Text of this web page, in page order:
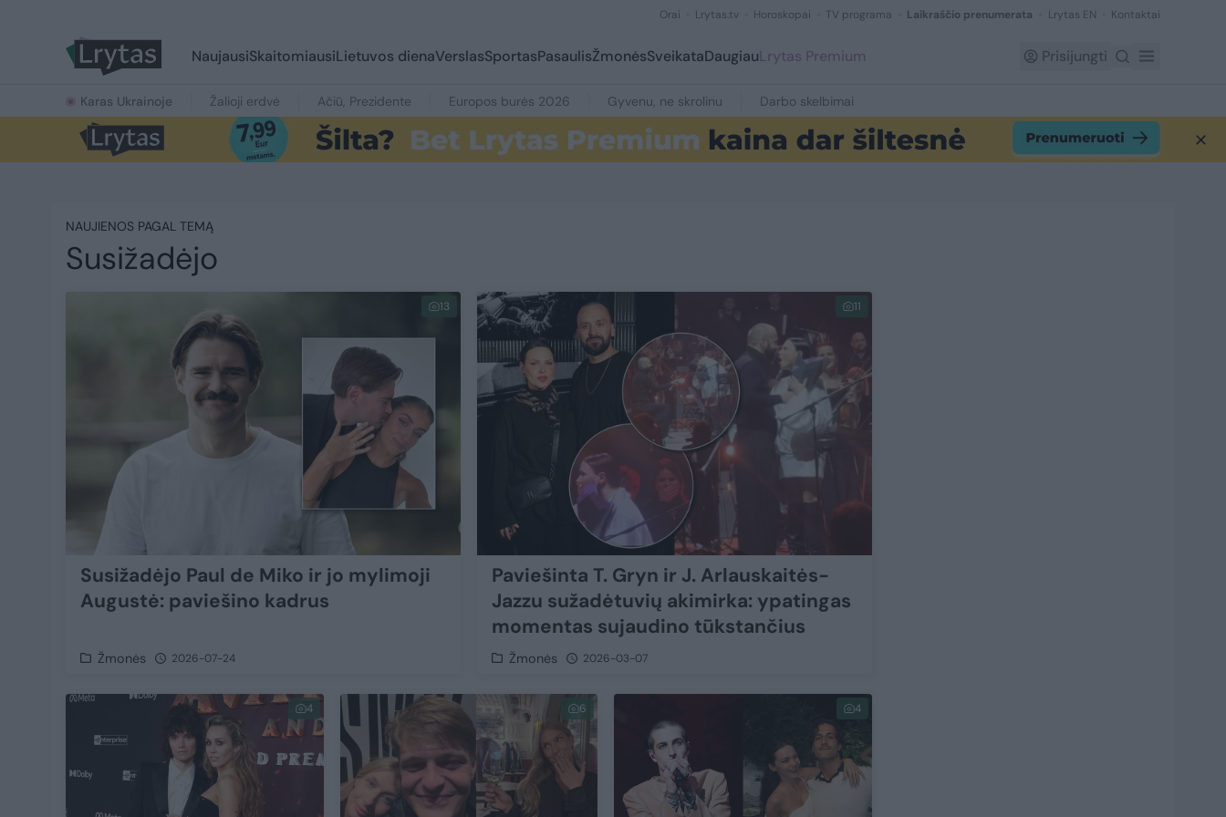
Orai Lrytas.tv Horoskopai TV programa Laikraščio prenumerata Lrytas EN Kontaktai
NaujausiSkaitomiausiLietuvos dienaVerslasSportasPasaulisŽmonėsSveikataDaugiauLrytas Premium Prisijungti
Karas Ukrainoje Žalioji erdvė Ačiū, Prezidente Europos burės 2026 Gyvenu, ne skrolinu Darbo skelbimai
NAUJIENOS PAGAL TEMĄ
Susižadėjo
13
Susižadėjo Paul de Miko ir jo mylimoji
Augustė: paviešino kadrus
Žmonės 2026-07-24
11
Paviešinta T. Gryn ir J. Arlauskaitės-
Jazzu sužadėtuvių akimirka: ypatingas
momentas sujaudino tūkstančius
Žmonės 2026-03-07
4 6 4